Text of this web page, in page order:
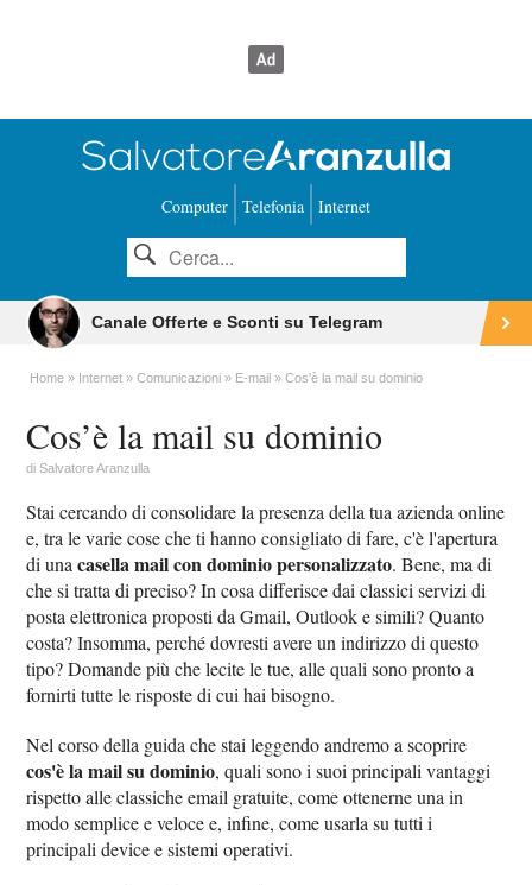
Computer Telefonia Internet
Canale Offerte e Sconti su Telegram
Home Internet Comunicazioni E-mail Cos'è la mail su dominio
Cos’è la mail su dominio
diSalvatore Aranzulla
Stai cercando di consolidare la presenza della tua azienda online
e, tra le varie cose che ti hanno consigliato di fare, c'è l'apertura
di unacasella mail con dominio personalizzato. Bene, ma di
che si tratta di preciso? In cosa differisce dai classici servizi di
posta elettronica proposti da Gmail, Outlook e simili? Quanto
costa? Insomma, perché dovresti avere un indirizzo di questo
tipo? Domande più che lecite le tue, alle quali sono pronto a
fornirti tutte le risposte di cui hai bisogno.
Nel corso della guida che stai leggendo andremo a scoprire
cos'è la mail su dominio, quali sono i suoi principali vantaggi
rispetto alle classiche email gratuite, come ottenerne una in
modo semplice e veloce e, infine, come usarla su tutti i
principali device e sistemi operativi.